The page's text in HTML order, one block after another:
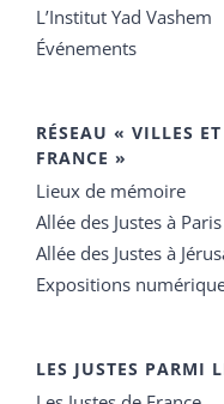
L’Institut Yad Vashem
Événements
RÉSEAU « VILLES
FRANCE »
Lieux de mémoire
Allée des Justes à Paris
Allée des Justes à
Expositions
LES JUSTES PARMI